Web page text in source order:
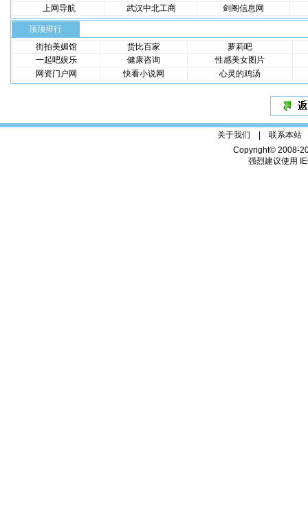
上网导航
武汉中北工商 剑阁信息网
顶顶排行
街拍美媚馆
货比百家
萝莉吧
一起吧娱乐
健康咨询
性感美女图片
网资门户网
快看小说网 心灵的鸡汤
关于我们 | 联系本站
Copyright© 2008-
强烈建议使用